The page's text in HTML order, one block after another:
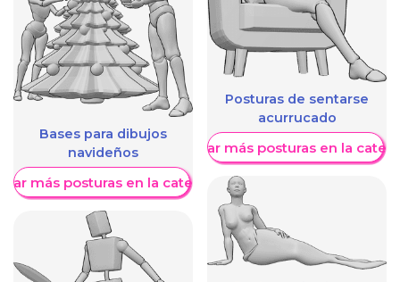
Bases para dibujos
navideños
más posturas en la categoría
Posturas de sentarse
acurrucado
Mostrar más posturas en la